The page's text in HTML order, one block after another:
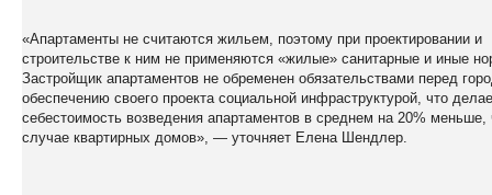
«Апартаменты не считаются жильем, поэтому при проектировании и
строительстве к ним не применяются «жилые» санитарные и иные
Застройщик апартаментов не обременен обязательствами перед
обеспечению своего проекта социальной инфраструктурой, что
себестоимость возведения апартаментов в среднем на 20% меньше,
случае квартирных домов», — уточняет Елена Шендлер.